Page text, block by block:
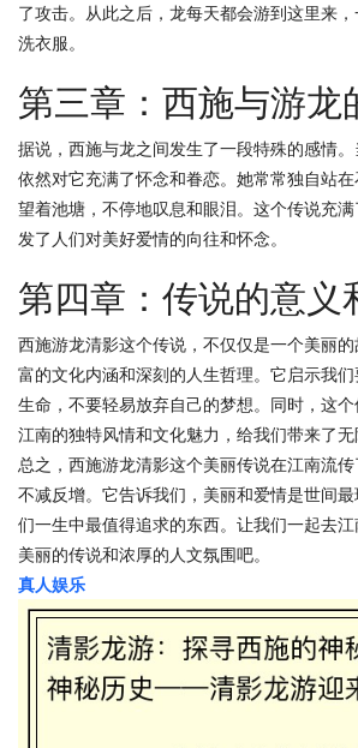
了攻击。从此之后，龙每天都会游到这里来
洗衣服。
第三章：西施与游龙
据说，西施与龙之间发生了一段特殊的感情
依然对它充满了怀念和眷恋。她常常独自站
望着池塘，不停地叹息和眼泪。这个传说充
发了人们对美好爱情的向往和怀念。
第四章：传说的意义
西施游龙清影这个传说，不仅仅是一个美丽
富的文化内涵和深刻的人生哲理。它启示我
生命，不要轻易放弃自己的梦想。同时，这
江南的独特风情和文化魅力，给我们带来了无
总之，西施游龙清影这个美丽传说在江南流
不减反增。它告诉我们，美丽和爱情是世间
们一生中最值得追求的东西。让我们一起去
美丽的传说和浓厚的人文氛围吧。
真人娱乐